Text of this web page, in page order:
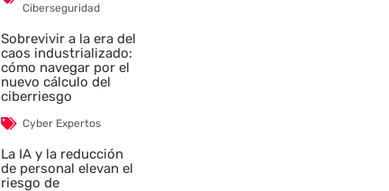
Ciberseguridad
Sobrevivir a la era del
caos industrializado:
cómo navegar por el
nuevo cálculo del
ciberriesgo
Cyber Expertos
La IA y la reducción
de personal elevan el
riesgo de